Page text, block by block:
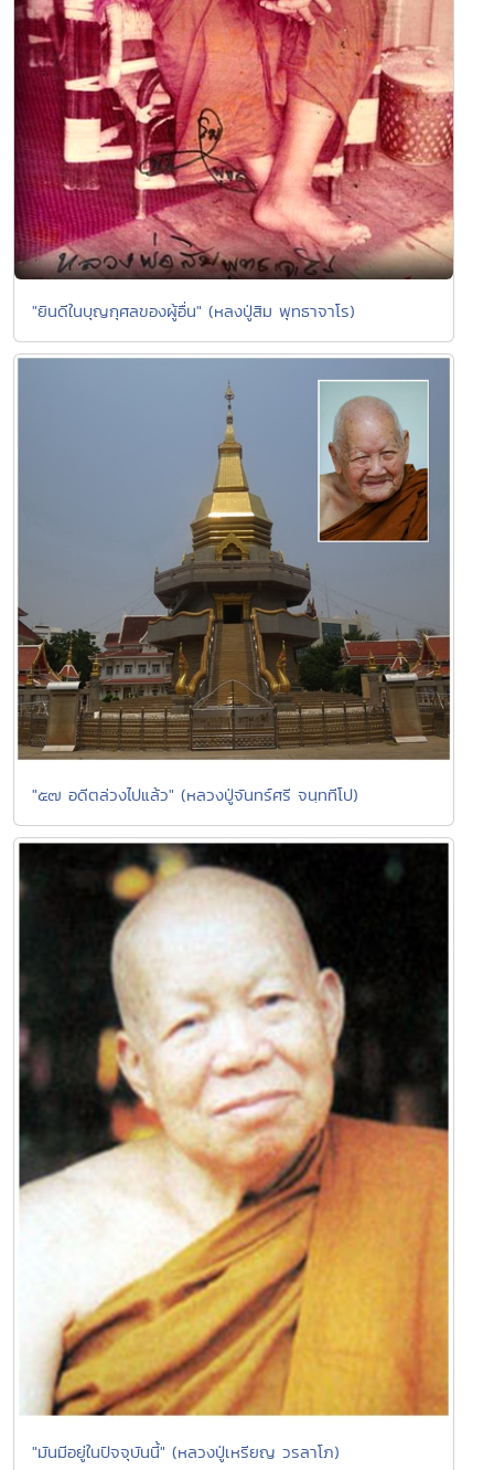
"ยินดีในบุญกุศลของผู้อื่น" (หลงปู่สิม พุทธาจาโร)
"๕๗ อดีตล่วงไปแล้ว" (หลวงปู่จันทร์ศรี จนฺททีโป)
"มันมีอยู่ในปัจจุบันนี้" (หลวงปู่เหรียญ วรลาโภ)